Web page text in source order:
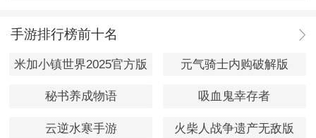
手游排行榜前十名
米加小镇世界2025官方版 元气骑士内购破解版
秘书养成物语 吸血鬼幸存者
云逆水寒手游 火柴人战争遗产无敌版